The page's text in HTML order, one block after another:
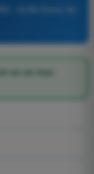
en un tour